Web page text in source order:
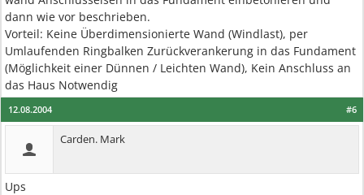
dann wie vor beschrieben.
Vorteil: Keine Überdimensionierte Wand (Windlast), per
Umlaufenden Ringbalken Zurückverankerung in das Fundament
(Möglichkeit einer Dünnen / Leichten Wand), Kein Anschluss an
das Haus Notwendig
#6
12.08.2004
Carden. Mark
Ups